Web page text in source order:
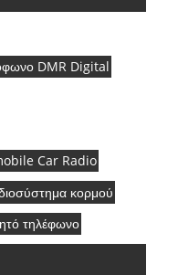
DMR Digital
Car Radio
κορμού
τηλέφωνο